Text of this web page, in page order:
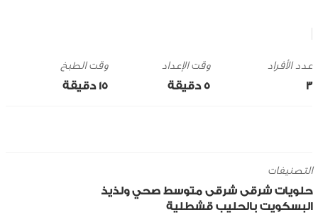
3
وقت الإعداد
5 ‎دقيقة
وقت الطبخ
15 ‎دقيقة
التصنيفات
حلويات شرقى شرقى متوسط صحي ولذيذ
البسكويت بالحليب قشطلية